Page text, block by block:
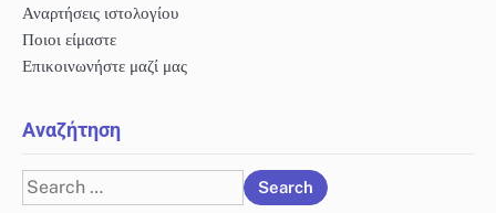
Αναρτήσεις ιστολογίου
Ποιοι είμαστε
Επικοινωνήστε μαζί μας
Αναζήτηση
Search
for: